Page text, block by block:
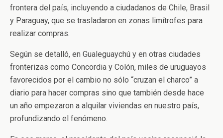
frontera del país, incluyendo a ciudadanos de Chile, Brasil
y Paraguay, que se trasladaron en zonas limítrofes para
realizar compras.
Según se detalló, en Gualeguaychú y en otras ciudades
fronterizas como Concordia y Colón, miles de uruguayos
favorecidos por el cambio no sólo “cruzan el charco” a
diario para hacer compras sino que también desde hace
un año empezaron a alquilar viviendas en nuestro país,
profundizando el fenómeno.